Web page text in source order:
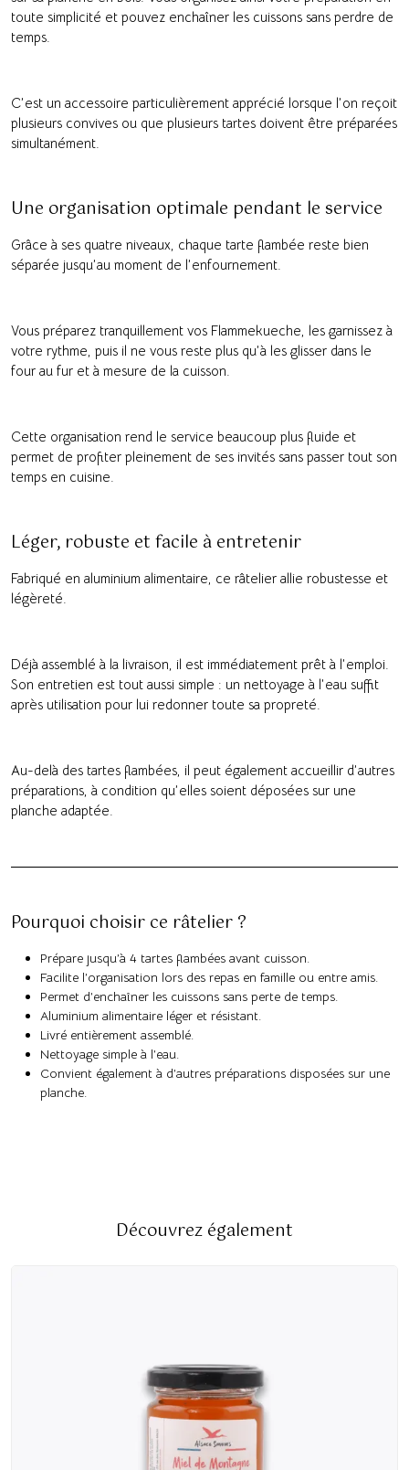
toute simplicité et pouvez enchaîner les cuissons sans perdre de
temps.
C’est un accessoire particulièrement apprécié lorsque l’on reçoit
plusieurs convives ou que plusieurs tartes doivent être préparées
simultanément.
Une organisation optimale pendant le service
Grâce à ses quatre niveaux, chaque tarte flambée reste bien
séparée jusqu’au moment de l’enfournement.
Vous préparez tranquillement vos Flammekueche, les garnissez à
votre rythme, puis il ne vous reste plus qu’à les glisser dans le
four au fur et à mesure de la cuisson.
Cette organisation rend le service beaucoup plus fluide et
permet de profiter pleinement de ses invités sans passer tout son
temps en cuisine.
Léger, robuste et facile à entretenir
Fabriqué en aluminium alimentaire, ce râtelier allie robustesse et
légèreté.
Déjà assemblé à la livraison, il est immédiatement prêt à l’emploi.
Son entretien est tout aussi simple : un nettoyage à l’eau suffit
après utilisation pour lui redonner toute sa propreté.
Au-delà des tartes flambées, il peut également accueillir d’autres
préparations, à condition qu’elles soient déposées sur une
planche adaptée.
Pourquoi choisir ce râtelier ?
Prépare jusqu’à 4 tartes flambées avant cuisson.
Facilite l’organisation lors des repas en famille ou entre amis.
Permet d’enchaîner les cuissons sans perte de temps.
Aluminium alimentaire léger et résistant.
Livré entièrement assemblé.
Nettoyage simple à l’eau.
Convient également à d’autres préparations disposées sur une
planche.
Découvrez également